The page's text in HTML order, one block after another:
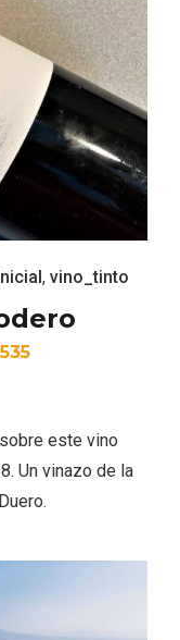
, vino_tinto
este vino
Un vinazo de la